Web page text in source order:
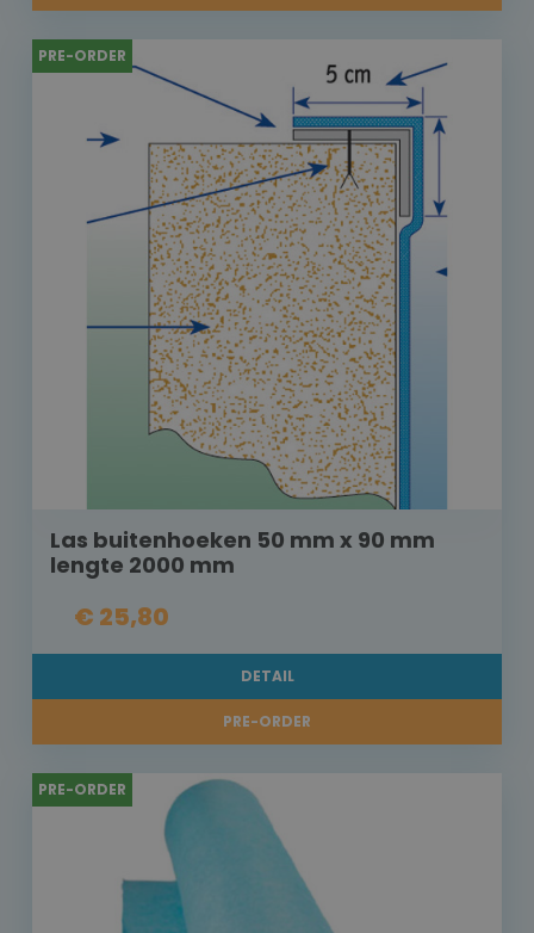
PRE-ORDER
Las buitenhoeken 50 mm x 90 mm
lengte 2000 mm
€ 25,80
DETAIL
PRE-ORDER
PRE-ORDER